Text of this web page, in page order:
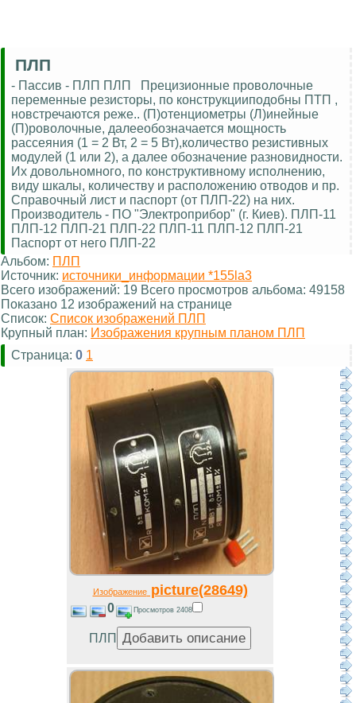
ПЛП
- Пассив - ПЛП ПЛП Прецизионные проволочные
переменные резисторы, по конструкцииподобны ПТП ,
новстречаются реже.. (П)отенциометры (Л)инейные
(П)роволочные, далееобозначается мощность
рассеяния (1 = 2 Вт, 2 = 5 Вт),количество резистивных
модулей (1 или 2), а далее обозначение разновидности.
Их довольномного, по конструктивному исполнению,
виду шкалы, количеству и расположению отводов и пр.
Справочный лист и паспорт (от ПЛП-22) на них.
Производитель - ПО "Электроприбор" (г. Киев). ПЛП-11
ПЛП-12 ПЛП-21 ПЛП-22 ПЛП-11 ПЛП-12 ПЛП-21
Паспорт от него ПЛП-22
Альбом: ПЛП
Источник: источники_информации *155la3
Всего изображений: 19 Всего просмотров альбома: 49158
Показано 12 изображений на странице
Список: Список изображений ПЛП
Крупный план: Изображения крупным планом ПЛП
Страница: 0 1
Изображениеpicture(28649)
0 Просмотров 2408
ПЛП